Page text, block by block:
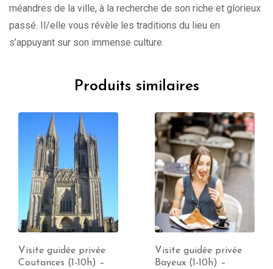
méandres de la ville, à la recherche de son riche et glorieux
passé. Il/elle vous révèle les traditions du lieu en
s’appuyant sur son immense culture.
Produits similaires
Visite guidée privée
Coutances (1-10h) –
Visite guidée privée
Bayeux (1-10h) –